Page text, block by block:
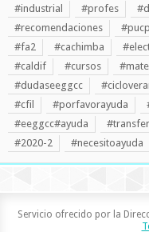
#industrial
#profes
#recomendaciones
#pucp
#fa2
#cachimba
#caldif
#cursos
#dudaseeggcc
#cfil
#porfavorayuda
#eeggcc#ayuda
#2020-2
#necesitoayuda
Servicio ofrecido por la